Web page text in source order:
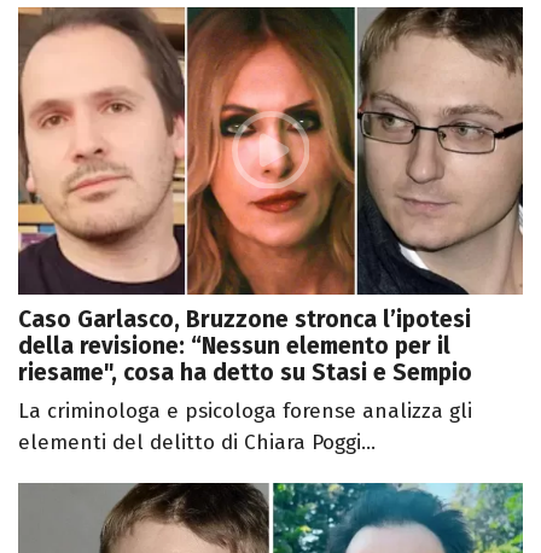
Caso Garlasco, Bruzzone stronca l’ipotesi
della revisione: “Nessun elemento per il
riesame", cosa ha detto su Stasi e Sempio
La criminologa e psicologa forense analizza gli
elementi del delitto di Chiara Poggi...